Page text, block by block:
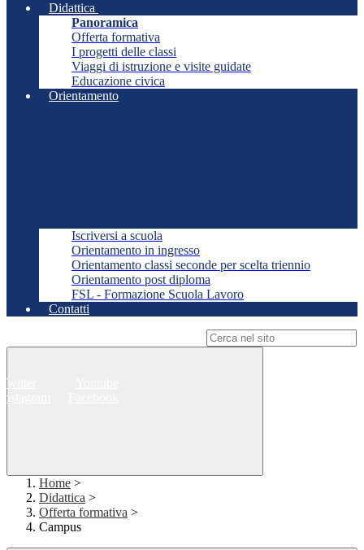
Didattica
Panoramica
Offerta formativa
I progetti delle classi
Viaggi di istruzione e visite guidate
Educazione civica
Orientamento
Iscriversi a scuola
Orientamento in ingresso
Orientamento classi seconde per scelta triennio
Orientamento post diploma
FSL - Formazione Scuola Lavoro
Contatti
Twitter
Instagram
Home >
Didattica >
Offerta formativa >
Campus